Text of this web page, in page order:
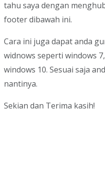
tahu saya dengan
footer dibawah ini.
Cara ini juga dapat anda
widnows seperti windows
windows 10. Sesuai saja
nantinya.
Sekian dan Terima kasih!